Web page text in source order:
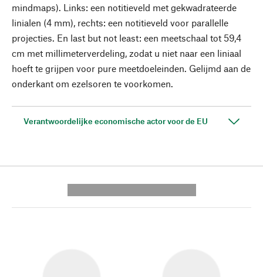
mindmaps). Links: een notitieveld met gekwadrateerde
linialen (4 mm), rechts: een notitieveld voor parallelle
projecties. En last but not least: een meetschaal tot 59,4
cm met millimeterverdeling, zodat u niet naar een liniaal
hoeft te grijpen voor pure meetdoeleinden. Gelijmd aan de
onderkant om ezelsoren te voorkomen.
Verantwoordelijke economische actor voor de EU